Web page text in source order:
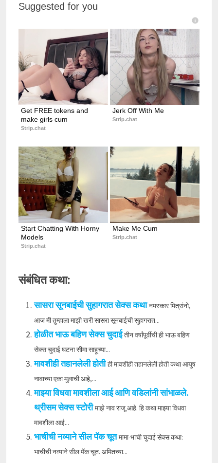
Suggested for you
Get FREE tokens and
make girls cum
Strip.chat
Jerk Off With Me
Strip.chat
Start Chatting With Horny
Models
Strip.chat
Make Me Cum
Strip.chat
संबंधित कथा:
सासरा सूनबाईची सुहागरात सेक्स कथा नमस्कार मित्रांनो,
आज मी तुम्हाला माझी खरी सासरा सूनबाईची सुहागरात...
होळीत भाऊ बहिण सेक्स चुदाई तीन वर्षांपूर्वीची ही भाऊ बहिण
सेक्स चुदाई घटना सीमा साहूच्या...
मावशीही तहानलेली होती ही मावशीही तहानलेली होती कथा आयुष
नावाच्या एका मुलाची आहे,...
माझ्या विधवा मावशीला आई आणि वडिलांनी सांभाळले.
थ्रीसम सेक्स स्टोरी माझे नाव राजू आहे. हि कथा माझ्या विधवा
मावशीला आई...
भाचीची नव्याने सील पॅक चूत मामा-भाची चुदाई सेक्स कथा:
भाचीची नव्याने सील पॅक चूत. अमितच्या...